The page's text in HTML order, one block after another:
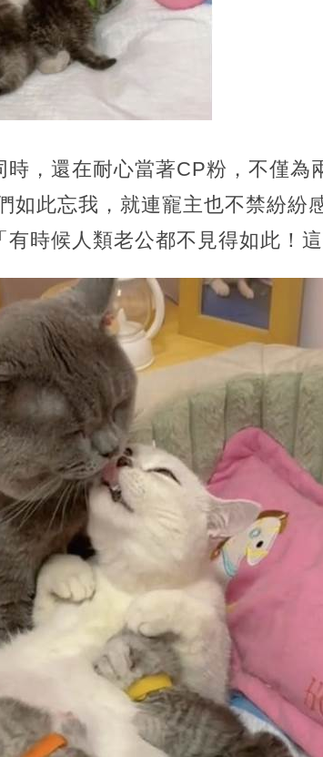
，還在耐心當著CP粉，不僅為
如此忘我，就連寵主也不禁紛紛
時候人類老公都不見得如此！